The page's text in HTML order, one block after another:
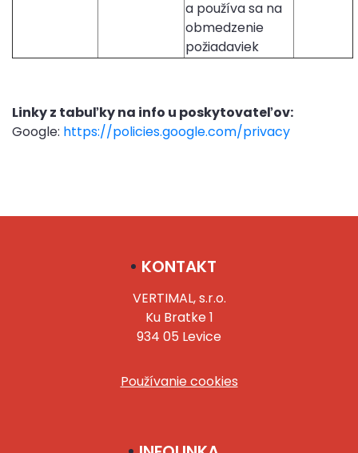
a používa sa na
obmedzenie
požiadaviek
Linky z tabuľky na info u poskytovateľov:
Google: https://policies.google.com/privacy
KONTAKT
VERTIMAL, s.r.o.
Ku Bratke 1
934 05 Levice
Používanie cookies